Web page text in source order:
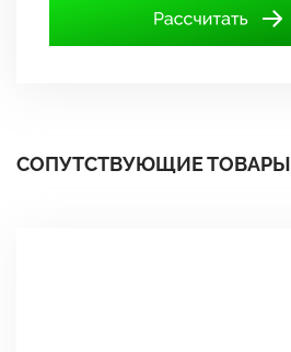
СОПУТСТВУЮЩИЕ ТОВАРЫ